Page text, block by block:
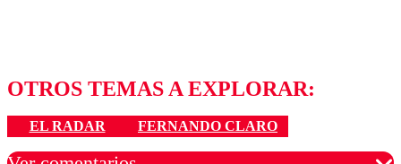
OTROS TEMAS A EXPLORAR:
EL RADAR FERNANDO CLARO